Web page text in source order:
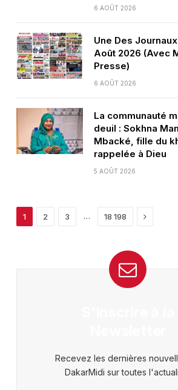
6 AOÛT 2026
Une Des
Août 2026 (Avec
Presse)
6 AOÛT 2026
La communauté
deuil : Sokhna
Mbacké, fille du
rappelée à Dieu
5 AOÛT 2026
1 2 3 … 18 198 Next
Recevez les dernières
DakarMidi sur toutes